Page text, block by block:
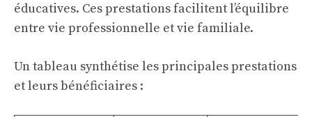
éducatives. Ces prestations facilitent l’équilibre
entre vie professionnelle et vie familiale.
Un tableau synthétise les principales prestations
et leurs bénéficiaires :